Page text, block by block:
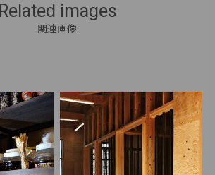
Related images
関連画像